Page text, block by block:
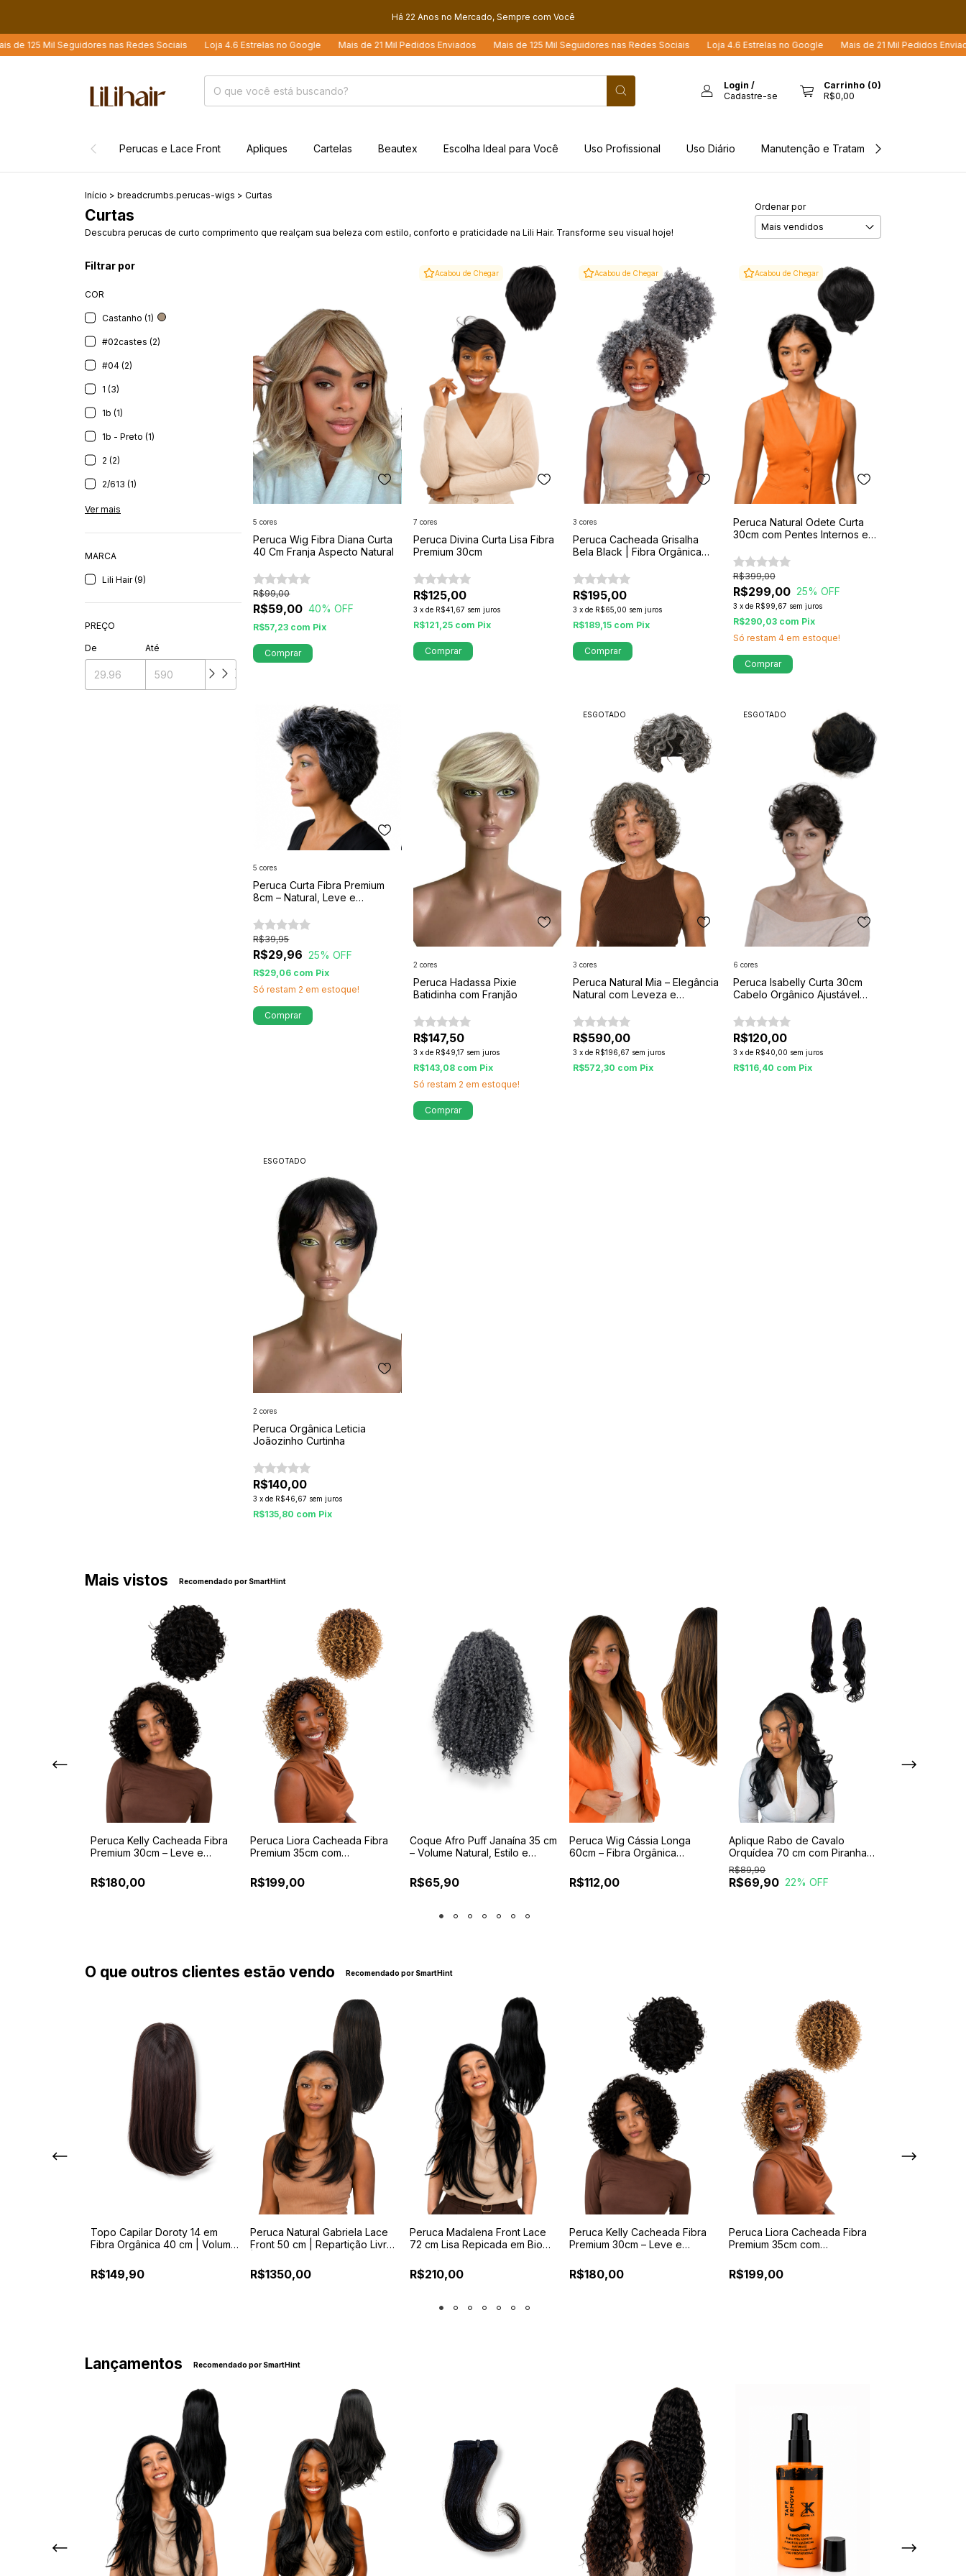
Há 22 Anos no Mercado, Sempre com Você
nas Redes Sociais Loja 4.6 Estrelas no Google Mais de 21 Mil Pedidos Enviados Mais de 125 Mil Seguidores nas Redes Sociais Loja 4.6 Estrelas no Google Mais de 21 Mil Pedidos Enviados Mais de
Login /
Cadastre-se
Carrinho (0)
R$0,00
Perucas e Lace Front Apliques Cartelas Beautex Escolha Ideal para Você Uso Profissional Uso Diário Manutenção e Tratamento
Início > breadcrumbs.perucas-wigs > Curtas
Curtas
Descubra perucas de curto comprimento que realçam sua beleza com estilo, conforto e praticidade na Lili Hair. Transforme seu visual hoje!
Ordenar por
Filtrar por
COR
Castanho (1)
#02castes (2)
#04 (2)
1 (3)
1b (1)
1b - Preto (1)
2 (2)
2/613 (1)
Ver mais
MARCA
Lili Hair (9)
PREÇO
De Até
Peruca Wig Fibra Diana Curta
40 Cm Franja Aspecto Natural
R$59,00
R$99,00
40% OFF
R$57,23 com Pix
5 cores
Comprar
Acabou de Chegar
Peruca Divina Curta Lisa Fibra
Premium 30cm
R$125,00
3 x de R$41,67 sem juros
R$121,25 com Pix
7 cores
Comprar
Acabou de Chegar
Peruca Cacheada Grisalha
Bela Black | Fibra Orgânica
R$195,00
3 xde R$65,00 sem juros
R$189,15 com Pix
3 cores
Comprar
Acabou de Chegar
Peruca Natural Odete Curta
30cm com Pentes Internos e
R$299,00
R$399,00
25% OFF
3 x de R$99,67 sem juros
R$290,03 com Pix
Só restam 4em estoque!
Comprar
Peruca Curta Fibra Premium
8cm – Natural, Leve e
R$29,96
R$39,95
25% OFF
R$29,06 com Pix
Só restam 2 em estoque!
5 cores
Comprar
Peruca Hadassa Pixie
Batidinha com Franjão
R$147,50
3 x de R$49,17 sem juros
R$143,08 com Pix
Só restam 2 em estoque!
2 cores
Comprar
ESGOTADO
Peruca Natural Mia – Elegância
Natural com Leveza e
R$590,00
3 xde R$196,67 sem juros
R$572,30 com Pix
3 cores
ESGOTADO
Peruca Isabelly Curta 30cm
Cabelo Orgânico Ajustável
R$120,00
3 x de R$40,00 sem juros
R$116,40 com Pix
6 cores
ESGOTADO
Peruca Orgânica Leticia
Joãozinho Curtinha
R$140,00
3 xde R$46,67 sem juros
R$135,80 com Pix
2 cores
Mais vistos Recomendado por SmartHint
Peruca Kelly Cacheada Fibra
Premium 30cm – Leve e
R$180,00
Peruca Liora Cacheada Fibra
Premium 35cm com
R$199,00
Coque Afro Puff Janaína 35 cm
– Volume Natural, Estilo e
R$65,90
Peruca Wig Cássia Longa
60cm – Fibra Orgânica
R$112,00
Aplique Rabo de Cavalo
Orquídea 70 cm com Piranha -
Volume Natural
R$69,90
R$89,90
22% OFF
O que outros clientes estão vendo Recomendado por SmartHint
Topo Capilar Doroty 14 em
Fibra Orgânica 40 cm | Volume
R$149,90
Peruca Natural Gabriela Lace
Front 50 cm | Repartição Livre
R$1350,00
Peruca Madalena Front Lace
72 cm Lisa Repicada em Bio
R$210,00
Peruca Kelly Cacheada Fibra
Premium 30cm – Leve e
R$180,00
Peruca Liora Cacheada Fibra
Premium 35cm com
R$199,00
Lançamentos Recomendado por SmartHint